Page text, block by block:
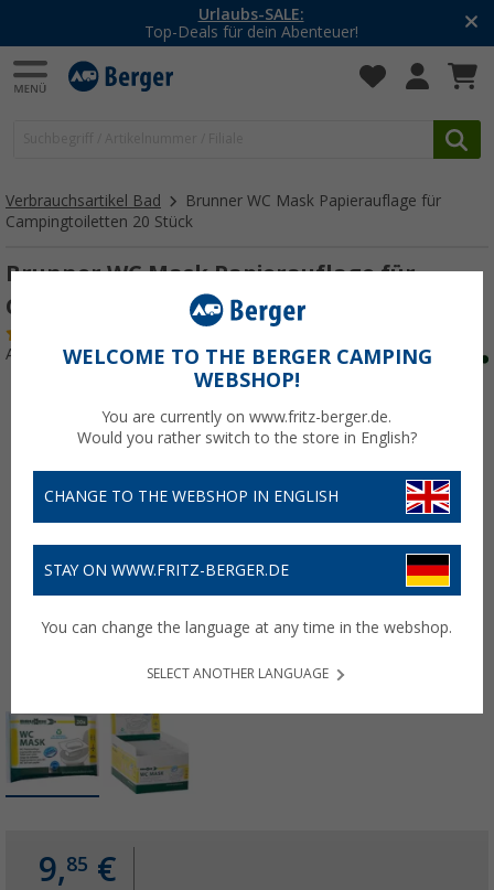
-20% auf Kleidung und Schuhe
Mit dem Aktionscode
Verbrauchsartikel Bad
Brunner WC Mask Papierauflage für
Campingtoiletten 20 Stück
Brunner WC Mask Papierauflage für
Campingtoiletten 20 Stück
Art.-Nr.: 618061
9,85 €
WELCOME TO THE BERGER CAMPING
WEBSHOP!
You are currently on www.fritz-berger.de.
Would you rather switch to the store in English?
CHANGE TO THE WEBSHOP IN ENGLISH
STAY ON WWW.FRITZ-BERGER.DE
You can change the language at any time in the webshop.
SELECT ANOTHER LANGUAGE